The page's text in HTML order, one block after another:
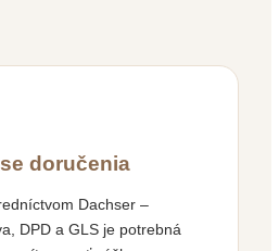
doručenia
Dachser –
DPD a GLS je potrebná